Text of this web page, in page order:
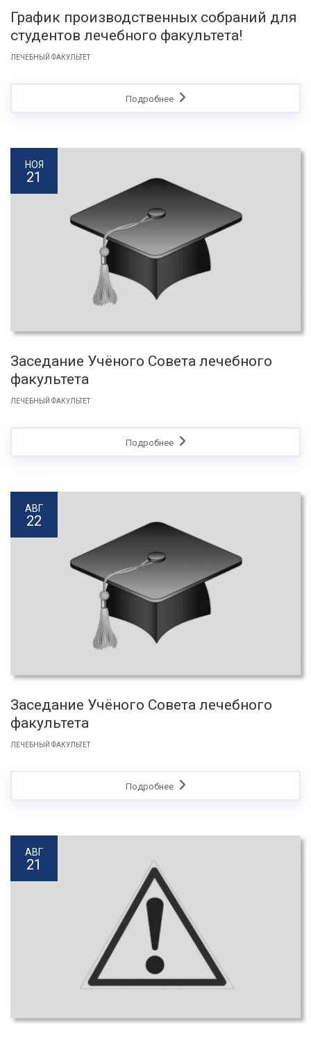
График производственных собраний для
студентов лечебного факультета!
ЛЕЧЕБНЫЙ ФАКУЛЬТЕТ
Подробнее
НОЯ
21
Заседание Учёного Совета лечебного
факультета
ЛЕЧЕБНЫЙ ФАКУЛЬТЕТ
Подробнее
АВГ
22
Заседание Учёного Совета лечебного
факультета
ЛЕЧЕБНЫЙ ФАКУЛЬТЕТ
Подробнее
АВГ
21